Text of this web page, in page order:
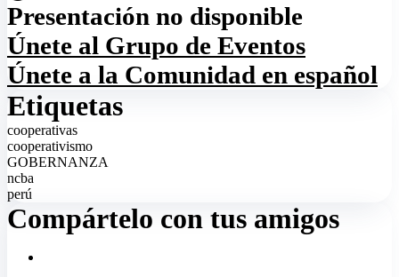
Presentación no disponible
Únete al Grupo de Eventos
Únete a la Comunidad en español
Etiquetas
cooperativas
cooperativismo
GOBERNANZA
ncba
perú
Compártelo con tus amigos